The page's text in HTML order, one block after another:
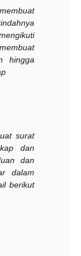
hingga
surat
dan
dan
dalam
berikut